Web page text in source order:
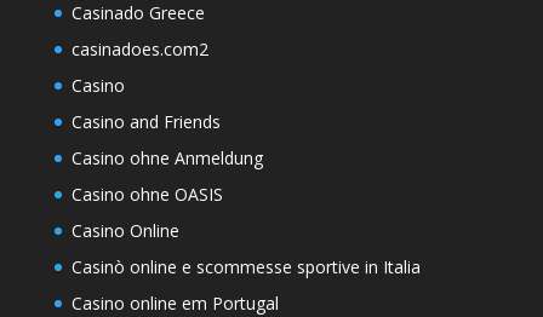
Casinado Greece
casinadoes.com2
Casino
Casino and Friends
Casino ohne Anmeldung
Casino ohne OASIS
Casino Online
Casinò online e scommesse sportive in Italia
Casino online em Portugal